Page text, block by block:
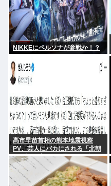
NIKKEにペルソナが参戦か！？
高市早苗首相の熊本地震視察
PV、芸人にバカにされる「北朝
鮮の記録映画かと思った。金正
恩ですら盛りすぎって言うぞ」